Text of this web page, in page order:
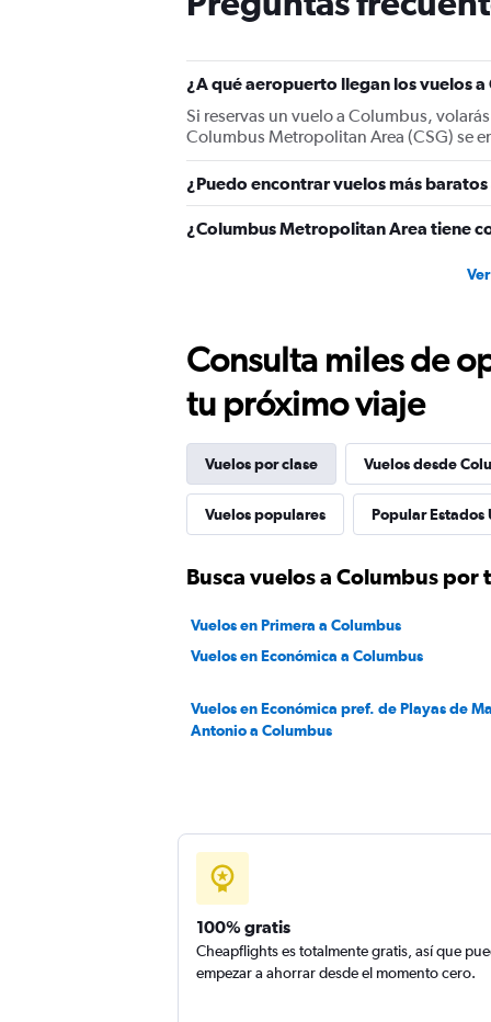
has
axis
displaying
values.
Range:
0
to
¿A qué aeropuerto llegan los vuelos a
Si reservas un vuelo a Columbus,
Columbus Metropolitan Area (CSG) se
¿Puedo encontrar vuelos más
¿Columbus Metropolitan Area tiene
Consulta miles de
tu próximo viaje
Vuelos por clase Vuelos desde
Vuelos populares Popular
Busca vuelos a Columbus por
Vuelos en Primera a Columbus
Vuelos en Económica a Columbus
Vuelos en Económica pref. de Playas de
Antonio a Columbus
100% gratis
Cheapflights es totalmente gratis, así que
empezar a ahorrar desde el momento cero.